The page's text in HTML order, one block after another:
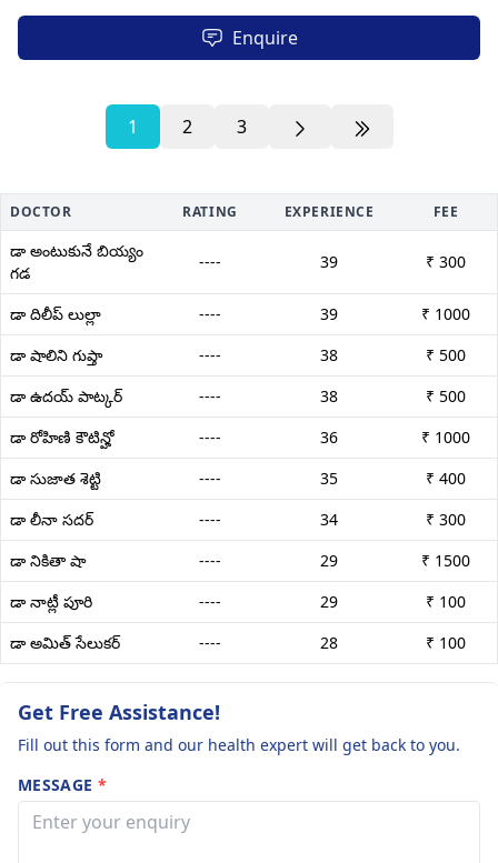
Enquire
1 2 3
DOCTOR RATING EXPERIENCE FEE
డా అంటుకునే బియ్యం
గడ
---- 39 ₹ 300
డా దిలీప్ లుల్లా ---- 39
₹ 1000
డా షాలిని గుప్తా
---- 38
₹ 500
డా ఉదయ్ పాట్కర్
---- 38
₹ 500
డా రోహిణి కౌటిన్హో
---- 36
₹ 1000
డా సుజాత శెట్టి
---- 35
₹ 400
డా లీనా సదర్
---- 34
₹ 300
డా నికితా షా
---- 29
₹ 1500
డా నాట్లీ పూరి
---- 29
₹ 100
డా అమిత్ సేలుకర్
---- 28 ₹ 100
Get Free Assistance!
Fill out this form and our health expert will get back to you.
MESSAGE *